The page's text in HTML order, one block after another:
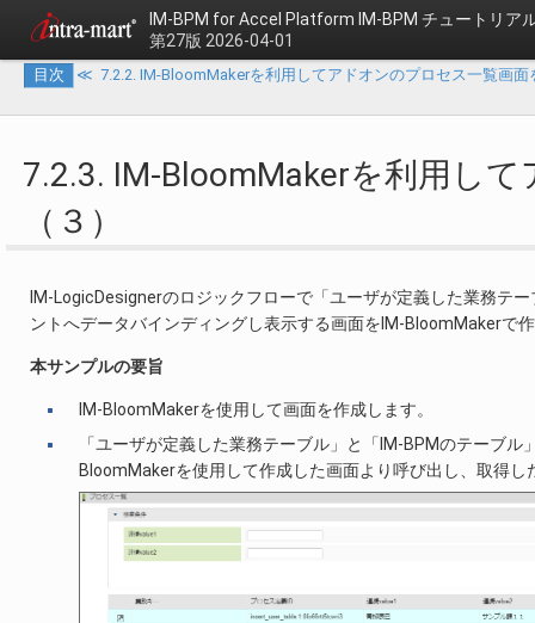
IM-BPM for Accel Platform IM-BPM チュートリア
第27版 2026-04-01
目次 ≪ 7.2.2. IM-BloomMakerを利用してアドオンのプロセス一覧画面
7.2.3. IM-BloomMakerを利用し
（３）
IM-LogicDesignerのロジックフローで「ユーザが定義した業務テ
ントへデータバインディングし表示する画面をIM-BloomMakerで
本サンプルの要旨
IM-BloomMakerを使用して画面を作成します。
「ユーザが定義した業務テーブル」と「IM-BPMのテーブ
BloomMakerを使用して作成した画面より呼び出し、取得し